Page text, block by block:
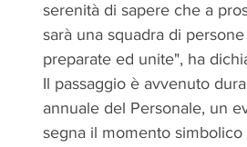
serenità di sapere che a
sarà una squadra di
preparate ed unite", ha
Il passaggio è avvenuto
annuale del Personale, un
segna il momento